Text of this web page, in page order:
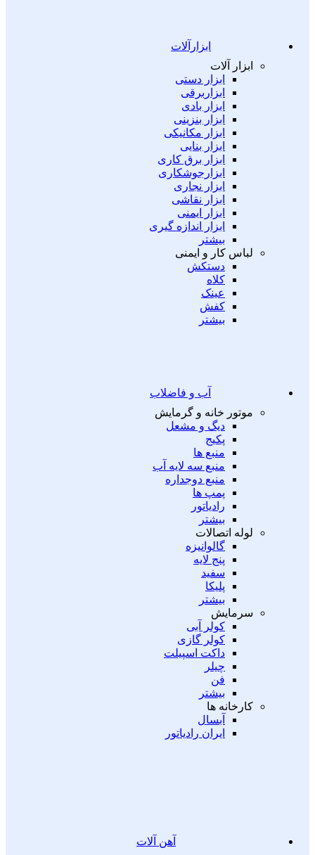
ابزارآلات
ابزار آلات
ابزار دستی
ابزاربرقی
ابزار بادی
ابزار بنزینی
ابزار مکانیکی
ابزار بنایی
ابزار برق کاری
ابزارجوشکاری
ابزار نجاری
ابزار نقاشی
ابزار ایمنی
ابزار اندازه گیری
بیشتر
لباس کار و ایمنی
دستکش
کلاه
عینک
کفش
بیشتر
آب و فاضلاب
موتور خانه و گرمایش
دیگ و مشعل
پکیج
منبع ها
منبع سه لایه آب
منبع دوجداره
پمپ ها
رادیاتور
بیشتر
لوله اتصالات
گالوانیزه
پنج لایه
سفید
پلیکا
بیشتر
سرمایش
کولر آبی
کولر گازی
داکت اسپیلت
چیلر
فن
بیشتر
کارخانه ها
آبسال
ایران رادیاتور
آهن آلات